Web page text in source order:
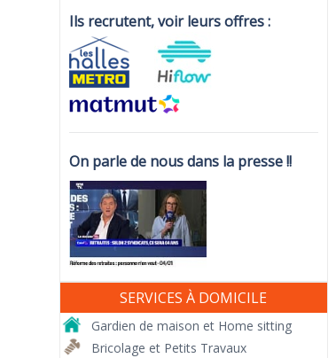
Ils recrutent, voir leurs offres :
On parle de nous dans la presse !!
SERVICES À DOMICILE
Gardien de maison et Home sitting
Bricolage et Petits Travaux